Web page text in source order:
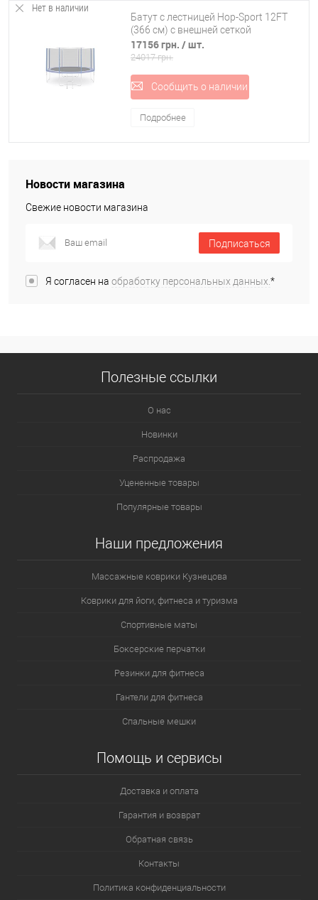
Нет в наличии
Батут с лестницей Hop-Sport 12FT
(366 см) с внешней сеткой
17156 грн. / шт.
24017 грн.
Сообщить о наличии
Подробнее
Новости магазина
Свежие новости магазина
Подписаться
Я согласен на обработку персональных данных.*
Полезные ссылки
О нас
Новинки
Распродажа
Уцененные товары
Популярные товары
Наши предложения
Массажные коврики Кузнецова
Коврики для йоги, фитнеса и туризма
Спортивные маты
Боксерские перчатки
Резинки для фитнеса
Гантели для фитнеса
Спальные мешки
Помощь и сервисы
Доставка и оплата
Гарантия и возврат
Обратная связь
Контакты
Политика конфиденциальности